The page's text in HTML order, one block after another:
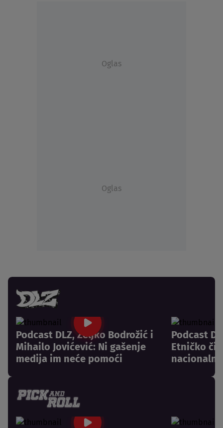
Oglas
Oglas
Podcast DLZ, Željko Bodrožić i
Mihailo Jovićević: Ni gašenje
medija im neće pomoći
Podcast
Etničko
nacionalni